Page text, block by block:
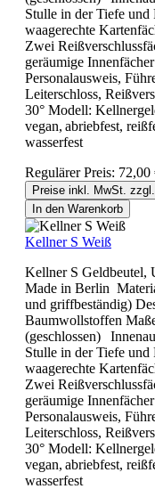
Stulle in der Tiefe und
waagerechte
Zwei
geräumige
Personalausweis,
Leiterschloss,
30° Modell:
vegan, abriebfest,
wasserfest
Regulärer Preis: 72,00
Preise inkl. MwSt.
In den Warenkorb
Kellner S Weiß
Kellner S Geldbeutel,
Made in Berlin
und griffbeständig)
Baumwollstoffen
(geschlossen)
Stulle in der Tiefe und
waagerechte
Zwei
geräumige
Personalausweis,
Leiterschloss,
30° Modell:
vegan, abriebfest,
wasserfest